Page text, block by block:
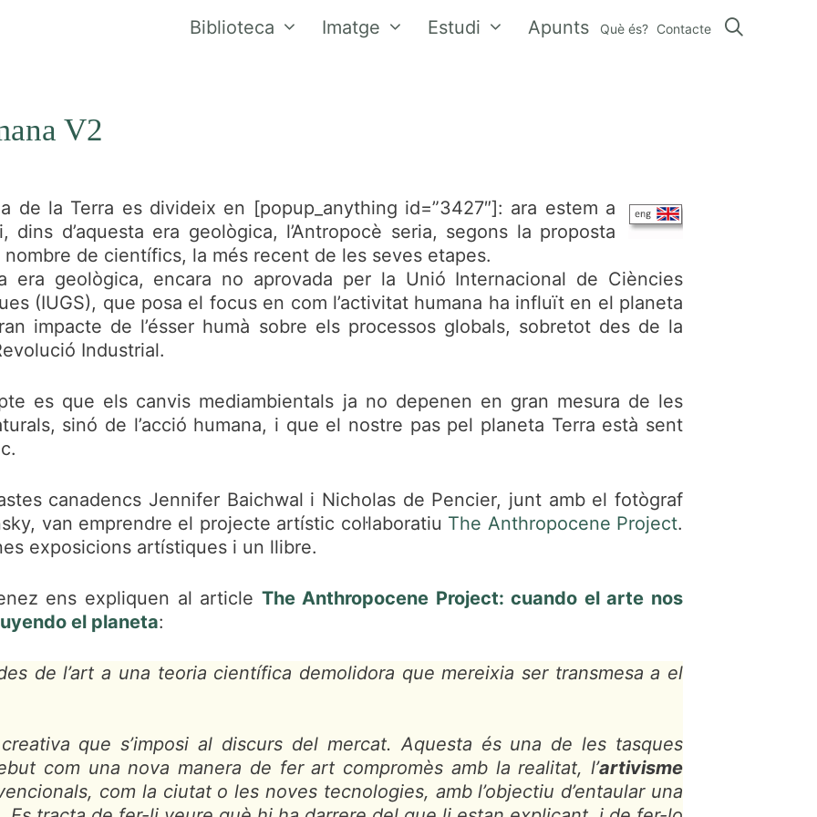
Biblioteca Imatge Estudi Apunts Què és? Contacte
V2
de la Terra es divideix en [popup_anything id=”3427″]: ara estem a
dins d’aquesta era geològica, l’Antropocè seria, segons la proposta
nombre de científics, la més recent de les seves etapes.
era geològica, encara no aprovada per la Unió Internacional de Ciències
(IUGS), que posa el focus en com l’activitat humana ha influït en el planeta
impacte de l’ésser humà sobre els processos globals, sobretot des de la
Industrial.
es que els canvis mediambientals ja no depenen en gran mesura de les
sinó de l’acció humana, i que el nostre pas pel planeta Terra està sent
canadencs Jennifer Baichwal i Nicholas de Pencier, junt amb el fotògraf
van emprendre el projecte artístic col·laboratiu The Anthropocene Project.
exposicions artístiques i un llibre.
ens expliquen al article The Anthropocene Project: cuando el arte nos
el planeta:
de l’art a una teoria científica demolidora que mereixia ser transmesa a el
que s’imposi al discurs del mercat. Aquesta és una de les tasques
com una nova manera de fer art compromès amb la realitat, l’artivisme
com la ciutat o les noves tecnologies, amb l’objectiu d’entaular una